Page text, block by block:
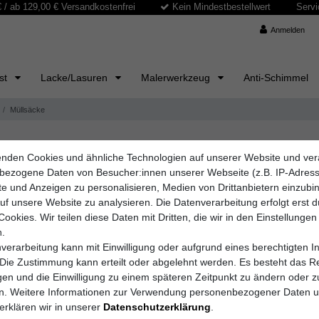
ab 129,00 € Versandkostenfrei Kein Mindestbestellwert
Anmelden
Lacke/Lasuren Malerwerkzeug Anti-Schimmel
Müllsäcke
ideal für private und gewerbliche Anwendungen. Die robusten und
Bauarbeiten oder Renovierungen anfällt. Dank ihrer
an, sodass für jeden Einsatzbereich die passende Lösung
sorgen Sie für eine saubere und effiziente Abfallentsorgung.
Cookies und ähnliche Technologien auf unserer Website und
Daten von Besucher:innen unserer Webseite (z.B. IP-
und Anzeigen zu personalisieren, Medien von Drittanbietern
unsere Website zu analysieren. Die Datenverarbeitung erfolgt erst
Wir teilen diese Daten mit Dritten, die wir in den Einstellungen
kann mit Einwilligung oder aufgrund eines berechtigten
Zustimmung kann erteilt oder abgelehnt werden. Es besteht das
und die Einwilligung zu einem späteren Zeitpunkt zu ändern oder
Weitere Informationen zur Verwendung personenbezogener Daten
wir in unserer Daten­schutz­erklärung